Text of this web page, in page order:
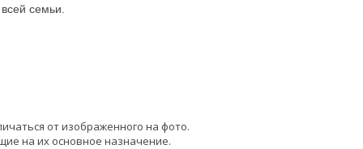
семьи.
от изображенного на фото.
на их основное назначение.